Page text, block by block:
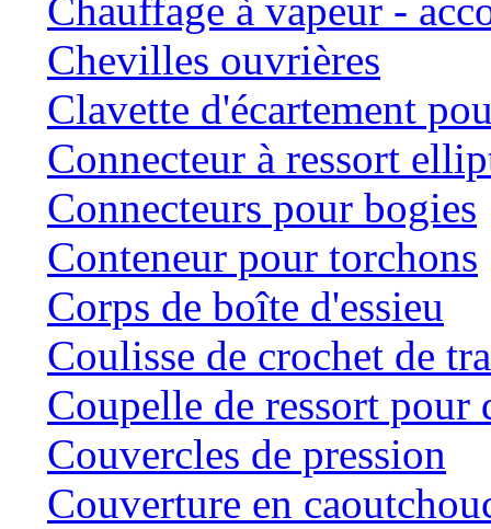
Chauffage à vapeur -
Chevilles ouvrières
Clavette d'écartement
Connecteur à ressort
Connecteurs pour bogies
Conteneur pour torchons
Corps de boîte d'essieu
Coulisse de crochet de
Coupelle de ressort
Couvercles de pression
Couverture en